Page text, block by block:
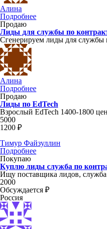
Алина
Подробнее
Продаю
Лиды для службы по
Сгенерируем лиды для службы
Алина
Подробнее
Продаю
Лиды по EdTech
Взрослый EdTech 1400-1800
5000
1200 ₽
Тимур Файзуллин
Подробнее
Покупаю
Куплю лиды служба по
Ищу поставщика лидов, служба
2000
Обсуждается ₽
Россия